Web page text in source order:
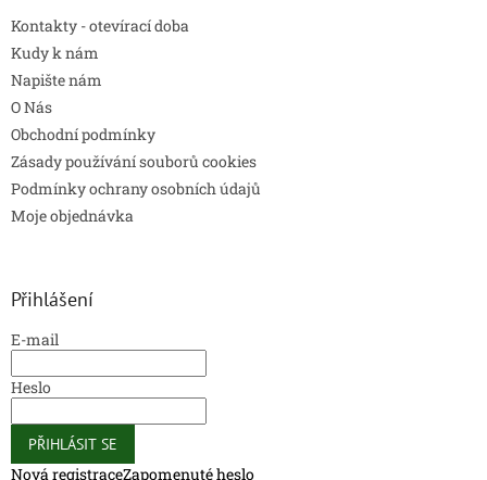
Kontakty - otevírací doba
Kudy k nám
Napište nám
O Nás
Obchodní podmínky
Zásady používání souborů cookies
Podmínky ochrany osobních údajů
Moje objednávka
Přihlášení
E-mail
Heslo
PŘIHLÁSIT SE
Nová registraceZapomenuté heslo